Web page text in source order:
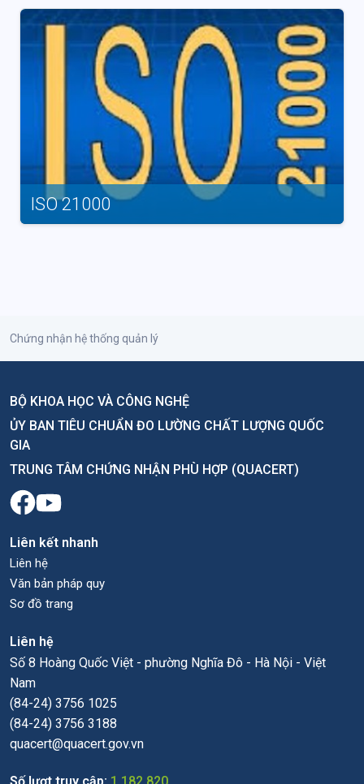
ISO 21000
Chứng nhận hệ thống quản lý
BỘ KHOA HỌC VÀ CÔNG NGHỆ
ỦY BAN TIÊU CHUẨN ĐO LƯỜNG CHẤT LƯỢNG QUỐC
GIA
TRUNG TÂM CHỨNG NHẬN PHÙ HỢP (QUACERT)
Liên kết nhanh
Liên hệ
Văn bản pháp quy
Sơ đồ trang
Liên hệ
Số 8 Hoàng Quốc Việt - phường Nghĩa Đô - Hà Nội - Việt
Nam
(84-24) 3756 1025
(84-24) 3756 3188
quacert@quacert.gov.vn